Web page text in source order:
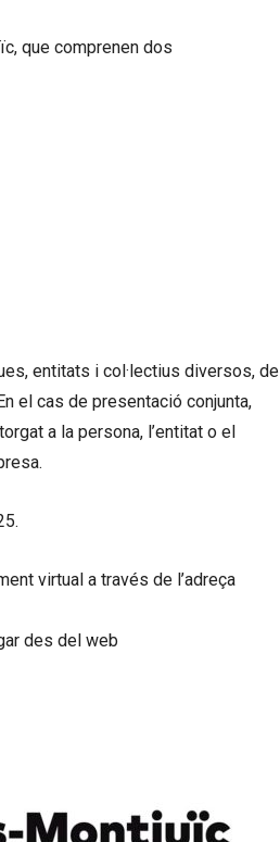
que comprenen dos
entitats i col·lectius diversos, de
el cas de presentació conjunta,
a la persona, l’entitat o el
virtual a través de l’adreça
des del web